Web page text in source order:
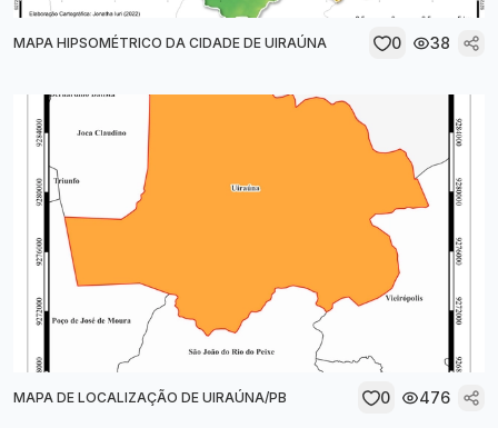
MAPA HIPSOMÉTRICO DA CIDADE DE UIRAÚNA 0 38
MAPA DE LOCALIZAÇÃO DE UIRAÚNA/PB 0 476